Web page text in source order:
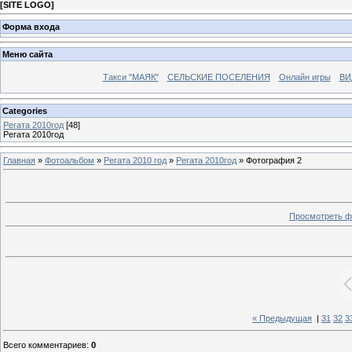
[SITE LOGO]
Форма входа
Меню сайта
Такси "МАЯК" СЕЛЬСКИЕ ПОСЕЛЕНИЯ Онлайн игры
Categories
Регата 2010год [48]
Регата 2010год
Главная » Фотоальбом » Регата 2010 год » Регата 2010год » Фотография 2
Просмотреть
« Предыдущая 31 32
Всего комментариев: 0